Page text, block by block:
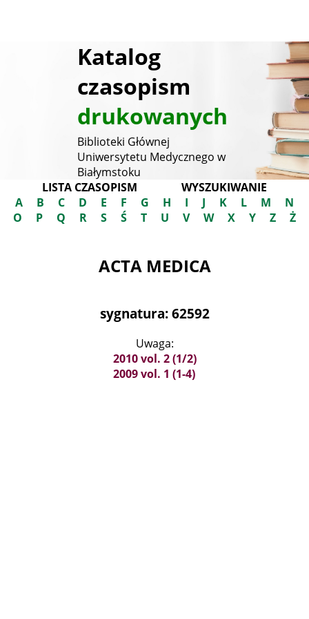
Katalog
czasopism
drukowanych
Biblioteki Głównej
Uniwersytetu Medycznego w
Białymstoku
LISTA CZASOPISM
WYSZUKIWANIE
A
B C D E F G H I J K L M
N
O
P Q R S Ś T U V W X Y Z Ż
ACTA MEDICA
sygnatura: 62592
Uwaga:
2010 vol. 2 (1/2)
2009 vol. 1 (1-4)